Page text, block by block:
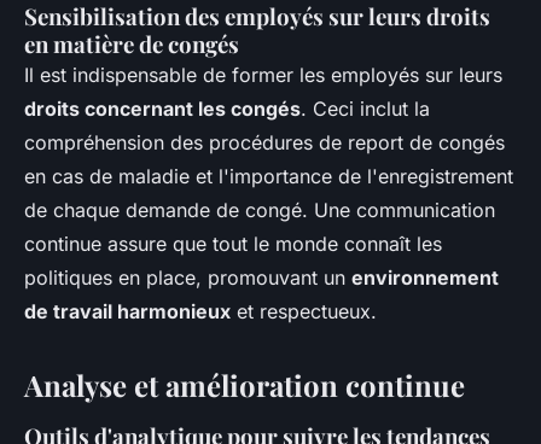
Sensibilisation des employés sur leurs droits
en matière de congés
Il est indispensable de former les employés sur leurs
droits concernant les congés. Ceci inclut la
compréhension des procédures de report de congés
en cas de maladie et l'importance de l'enregistrement
de chaque demande de congé. Une communication
continue assure que tout le monde connaît les
politiques en place, promouvant un environnement
de travail harmonieux et respectueux.
Analyse et amélioration continue
Outils d'analytique pour suivre les tendances